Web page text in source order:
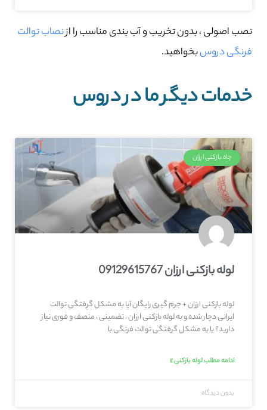
نصب اصولی ، بدون تخریب و آب بندی مناسب را ازنصاب توالت
فرنگی دروسبخواهید.
خدمات دیگر ما در دروس
چاه بازکنی ارزان
لوله بازکنی ارزان 09129615767
لوله بازکنی ارزان + جرم گیری رایگان آیا به مشکل گرفتگی توالت
ایرانی دچار شده و به لوله بازکنی ارزان ، تضمینی ، منصف و فوری نیاز
دارید؟ یا به مشکل گرفتگی توالت فرنگی با
ادامه مطلب لوله بازکنی »
بدون دیدگاه